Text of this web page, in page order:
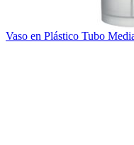
Vaso en Plástico Tubo